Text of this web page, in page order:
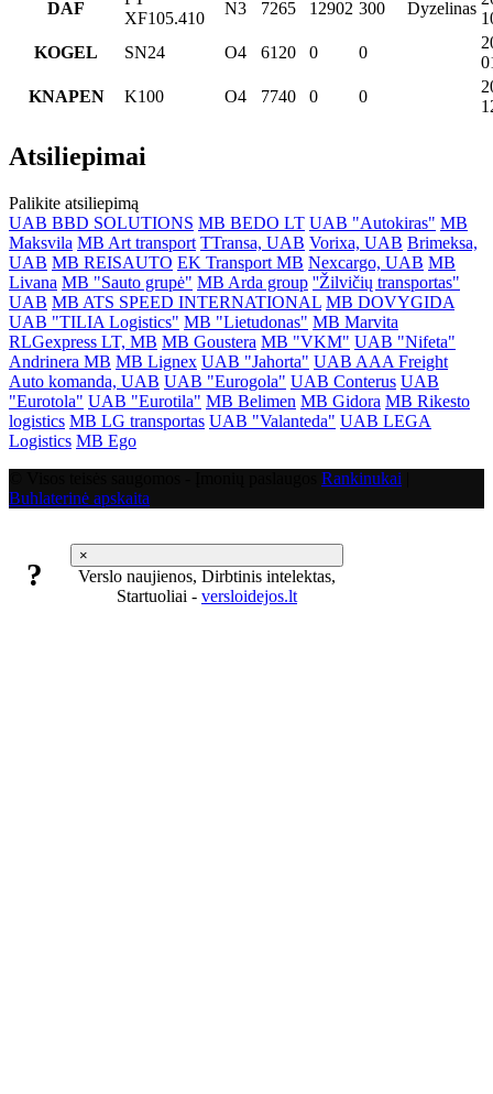
DAF
XF105.410
N3 7265 12902 300 Dyzelinas
KOGEL
SN24 O4 6120 0 0
KNAPEN
K100 O4 7740 0 0
Atsiliepimai
Palikite atsiliepimą
UAB BBD SOLUTIONS MB BEDO LT UAB "Autokiras" MB
Maksvila MB Art transport TTransa, UAB Vorixa, UAB Brimeksa,
UAB MB REISAUTO EK Transport MB Nexcargo, UAB MB
Livana MB "Sauto grupė" MB Arda group ''Žilvičių transportas"
UAB MB ATS SPEED INTERNATIONAL MB DOVYGIDA
UAB "TILIA Logistics" MB "Lietudonas" MB Marvita
RLGexpress LT, MB MB Goustera MB "VKM" UAB "Nifeta"
Andrinera MB MB Lignex UAB "Jahorta" UAB AAA Freight
Auto komanda, UAB UAB "Eurogola" UAB Conterus UAB
"Eurotola" UAB "Eurotila" MB Belimen MB Gidora MB Rikesto
logistics MB LG transportas UAB "Valanteda" UAB LEGA
Logistics MB Ego
Rankinukai
Buhlaterinė apskaita
×
?
Verslo naujienos, Dirbtinis intelektas,
Startuoliai - versloidejos.lt